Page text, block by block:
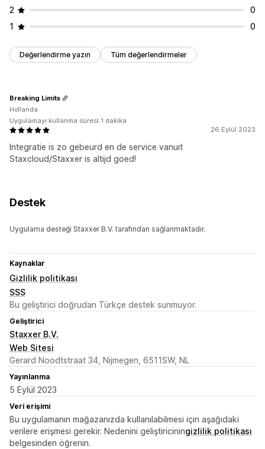
2
0
1
0
Değerlendirme yazın Tüm değerlendirmeler
26 Eylül 2023
Integratie is zo gebeurd en de service vanuit
Staxcloud/Staxxer is altijd goed!
Breaking Limits
Hollanda
Uygulamayı kullanma süresi:1 dakika
Destek
Uygulama desteği Staxxer B.V. tarafından sağlanmaktadır.
Kaynaklar
Gizlilik politikası
SSS
Bu geliştirici doğrudan Türkçe destek sunmuyor.
Geliştirici
Staxxer B.V.
Web Sitesi
Gerard Noodtstraat 34, Nijmegen, 6511SW, NL
Yayınlanma
5 Eylül 2023
Veri erişimi
Bu uygulamanın mağazanızda kullanılabilmesi için aşağıdaki
verilere erişmesi gerekir. Nedenini geliştiriciningizlilik politikası
belgesinden öğrenin.